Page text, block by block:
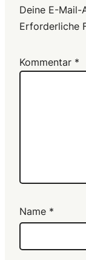
Deine E-
Erforderliche
Kommentar *
Name *